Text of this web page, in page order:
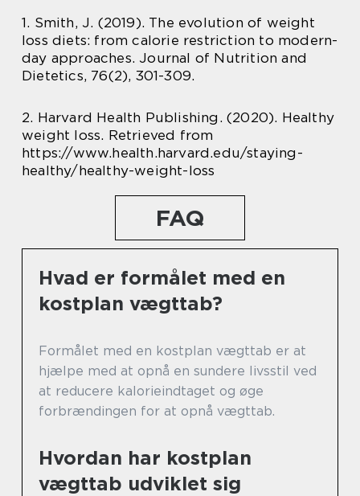
1. Smith, J. (2019). The evolution of weight
loss diets: from calorie restriction to modern-
day approaches. Journal of Nutrition and
Dietetics, 76(2), 301-309.
2. Harvard Health Publishing. (2020). Healthy
weight loss. Retrieved from
https://www.health.harvard.edu/staying-
healthy/healthy-weight-loss
FAQ
Hvad er formålet med en
kostplan vægttab?
Formålet med en kostplan vægttab er at
hjælpe med at opnå en sundere livsstil ved
at reducere kalorieindtaget og øge
forbrændingen for at opnå vægttab.
Hvordan har kostplan
vægttab udviklet sig